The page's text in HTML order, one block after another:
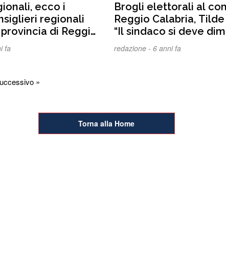
ecco i
regionali
di Reggio
fa
Brogli elettorali al
Reggio Calabria,
“Il sindaco si deve
redazione -6 anni fa
»
Torna alla Home